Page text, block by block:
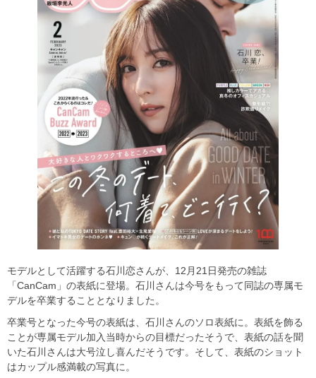
モデルとして活躍する石川恋さんが、12月21日発売の雑誌
「CanCam」の表紙に登場。石川さんは今号をもって同誌の専属モ
デルを卒業することとなりました。
卒業号となった今号の表紙は、石川さんのソロ表紙に。表紙を飾る
ことが専属モデル加入当時からの目標だったそうで、表紙の話を聞
いた石川さんは大号泣し喜んだそうです。そして、表紙のショット
はカップル感満載の写真に。